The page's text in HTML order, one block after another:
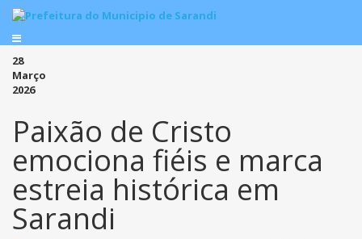
28
Março
2026
Paixão de Cristo
emociona fiéis e marca
estreia histórica em
Sarandi